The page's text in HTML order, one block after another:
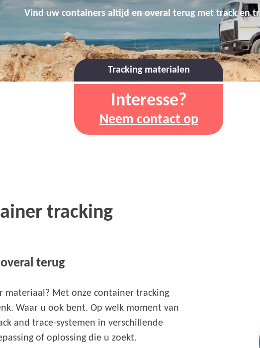
Vind uw containers altijd en overal terug met track en
Tracking materialen
Interesse?
Neem contact op
tracking
terug
materiaal? Met onze container tracking
Waar u ook bent. Op welk moment van
and trace-systemen in verschillende
of oplossing die u zoekt.